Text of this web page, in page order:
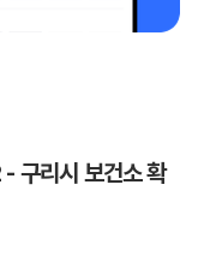
구리시 보건소 확